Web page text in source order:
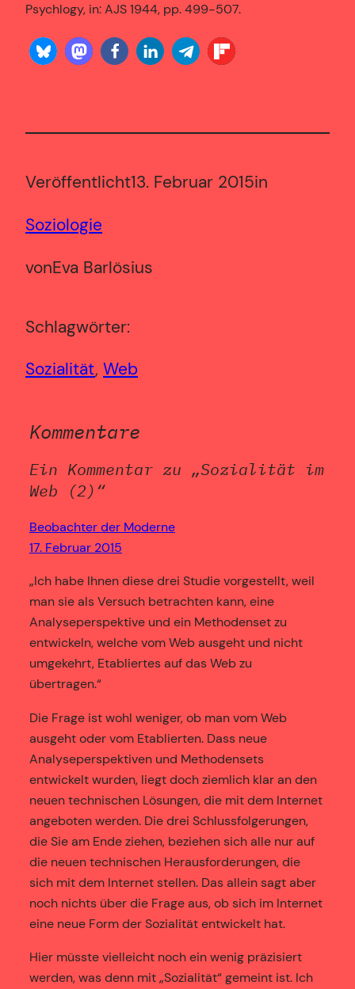
Psychlogy, in: AJS 1944, pp. 499-507.
Veröffentlicht13. Februar 2015in
Soziologie
vonEva Barlösius
Schlagwörter:
Sozialität, Web
Kommentare
Ein Kommentar zu „Sozialität im
Web (2)“
Beobachter der Moderne
17. Februar 2015
„Ich habe Ihnen diese drei Studie vorgestellt, weil
man sie als Versuch betrachten kann, eine
Analyseperspektive und ein Methodenset zu
entwickeln, welche vom Web ausgeht und nicht
umgekehrt, Etabliertes auf das Web zu
übertragen.“
Die Frage ist wohl weniger, ob man vom Web
ausgeht oder vom Etablierten. Dass neue
Analyseperspektiven und Methodensets
entwickelt wurden, liegt doch ziemlich klar an den
neuen technischen Lösungen, die mit dem Internet
angeboten werden. Die drei Schlussfolgerungen,
die Sie am Ende ziehen, beziehen sich alle nur auf
die neuen technischen Herausforderungen, die
sich mit dem Internet stellen. Das allein sagt aber
noch nichts über die Frage aus, ob sich im Internet
eine neue Form der Sozialität entwickelt hat.
Hier müsste vielleicht noch ein wenig präzisiert
werden, was denn mit „Sozialität“ gemeint ist. Ich